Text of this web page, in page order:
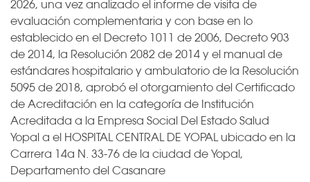
2026, una vez analizado el informe de visita de
evaluación complementaria y con base en lo
establecido en el Decreto 1011 de 2006, Decreto 903
de 2014, la Resolución 2082 de 2014 y el manual de
estándares hospitalario y ambulatorio de la Resolución
5095 de 2018, aprobó el otorgamiento del Certificado
de Acreditación en la categoría de Institución
Acreditada a la Empresa Social Del Estado Salud
Yopal a el HOSPITAL CENTRAL DE YOPAL ubicado en la
Carrera 14a N. 33-76 de la ciudad de Yopal,
Departamento del Casanare